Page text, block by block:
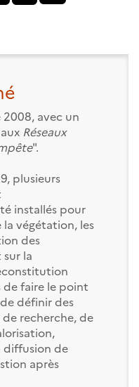
avec un
Réseaux
".
plusieurs
installés pour
végétation, les
des
la
de faire le point
définir des
recherche, de
diffusion de
après